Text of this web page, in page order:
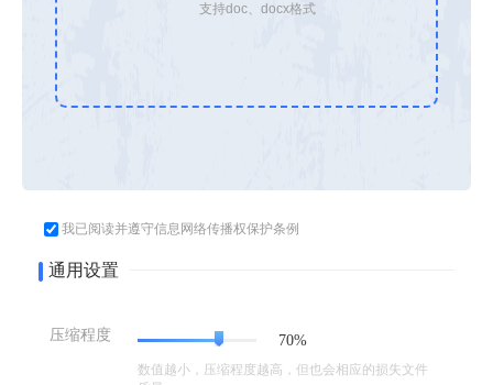
支持doc、docx格式
我已阅读并遵守信息网络传播权保护条例
通用设置
压缩程度 70%
数值越小，压缩程度越高，但也会相应的损失文件